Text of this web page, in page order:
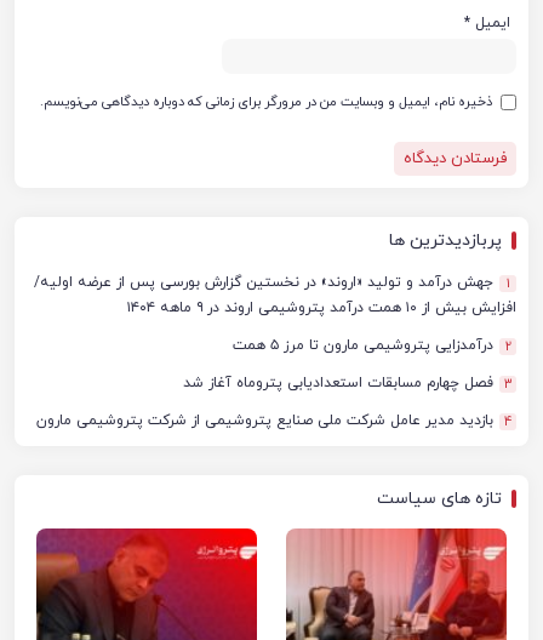
ایمیل *
ذخیره نام، ایمیل و وبسایت من در مرورگر برای زمانی که دوباره دیدگاهی می‌نویسم.
پربازدیدترین ها
1
جهش درآمد و تولید «اروند» در نخستین گزارش بورسی پس از عرضه اولیه/
افزایش بیش از ۱۰ همت درآمد پتروشیمی اروند در ۹ ماهه ۱۴۰۴
2 درآمدزایی پتروشیمی مارون تا مرز ۵ همت
3 فصل چهارم مسابقات استعدادیابی پتروماه آغاز شد
4 بازدید مدیر عامل شرکت ملی صنایع پتروشیمی از شرکت پتروشیمی مارون
تازه های سیاست